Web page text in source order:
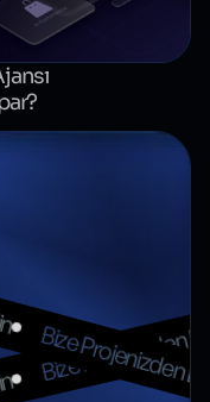
Bize Projenizden
Bize Projenizden